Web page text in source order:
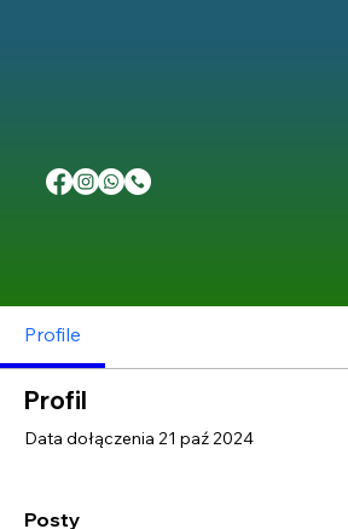
Profile
Profil
Data dołączenia 21 paź 2024
Posty